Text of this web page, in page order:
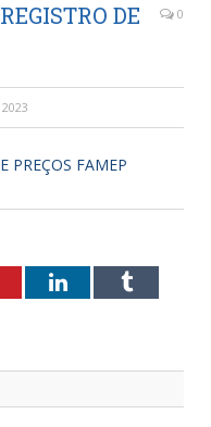
DE
0
PREÇOS FAMEP
LinkedInTumblr